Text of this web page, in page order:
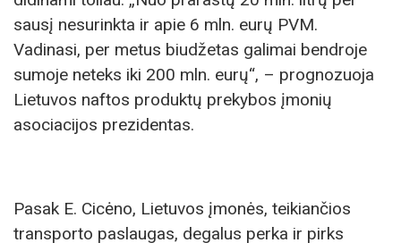
sausį nesurinkta ir apie 6 mln. eurų PVM.
Vadinasi, per metus biudžetas galimai bendroje
sumoje neteks iki 200 mln. eurų“, – prognozuoja
Lietuvos naftos produktų prekybos įmonių
asociacijos prezidentas.
Pasak E. Cicėno, Lietuvos įmonės, teikiančios
transporto paslaugas, degalus perka ir pirks